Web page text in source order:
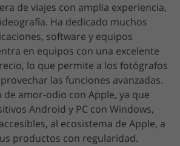
de viajes con amplia experiencia,
Ha dedicado muchos
software y equipos
en equipos con una excelente
lo que permite a los fotógrafos
las funciones avanzadas.
de amor-odio con Apple, ya que
Android y PC con Windows,
al ecosistema de Apple, a
productos con regularidad.